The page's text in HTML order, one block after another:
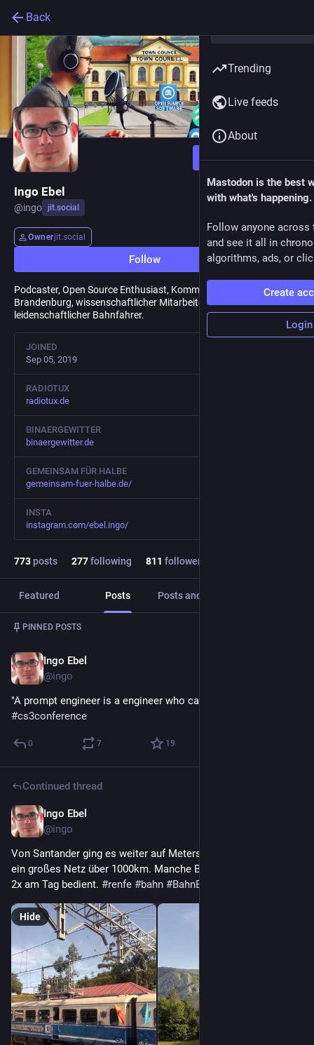
Back
Follow
Ingo Ebel
@ingo jit.social
Ownerjit.social
Follow
Podcaster, Open Source Enthusiast, Kommunalpolitiker in
Brandenburg, wissenschaftlicher Mitarbeiter und
leidenschaftlicher Bahnfahrer.
JOINED
Sep 05, 2019
RADIOTUX
radiotux.de
BINAERGEWITTER
binaergewitter.de
GEMEINSAM FÜR HALBE
gemeinsam-fuer-halbe.de/
INSTA
instagram.com/ebel.ingo/
773posts 277following 811 followers
Featured Posts Posts and replies
PINNED POSTS
Ingo Ebel
@ingo
#cs3conference
0 7 19
Continued thread
Ingo Ebel
@ingo
Von Santander ging es weiter auf Meterspur nach Oviedo. So
ein großes Netz über 1000km. Manche Bahnhöfe werden nur
2x am Tag bedient. #renfe #bahn #BahnBubble
Hide
Trending
Live feeds
About
Mastodon is the best
with what's happening.
Follow anyone across
and see it all in
algorithms, ads, or
Create
Login